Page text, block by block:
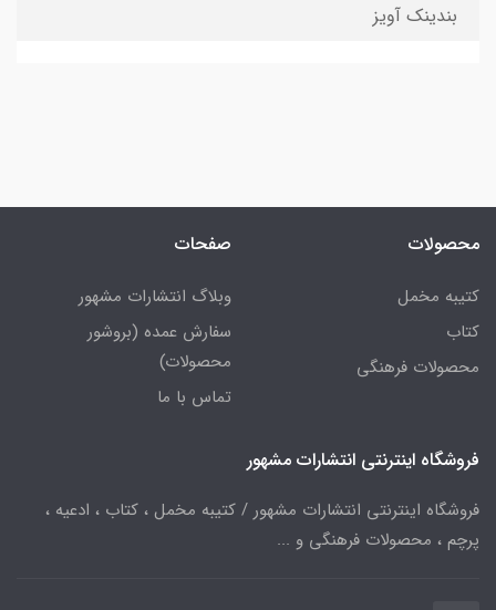
بندینک آویز
محصولات
کتیبه مخمل
کتاب
محصولات فرهنگی
صفحات
وبلاگ انتشارات مشهور
سفارش عمده (بروشور
محصولات)
تماس با ما
فروشگاه اینترنتی انتشارات مشهور
فروشگاه اینترنتی انتشارات مشهور / کتیبه مخمل ، کتاب ، ادعیه ،
پرچم ، محصولات فرهنگی و ...